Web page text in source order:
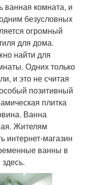
ванная комната, и
безусловных
огромный
для дома.
найти для
Одних только
и это не считая
позитивный
плитка
Ванна
Жителям
интернет-магазин
ванны в